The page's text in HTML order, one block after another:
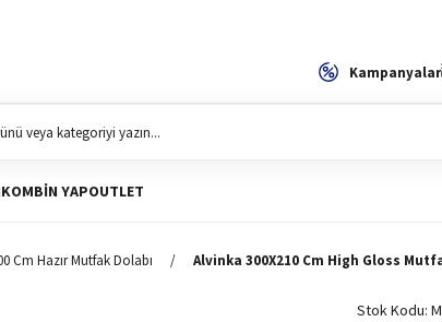
Kampanyalar
KOMBIN YAPOUTLET
Cm Hazır Mutfak Dolabı Alvinka 300X210 Cm High Gloss
Stok Kodu